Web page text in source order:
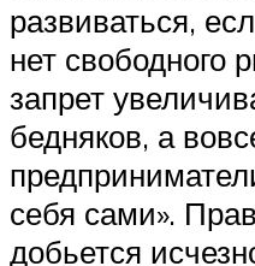
развиваться,
нет свободного
запрет
бедняков, а
себя сами».
добьется